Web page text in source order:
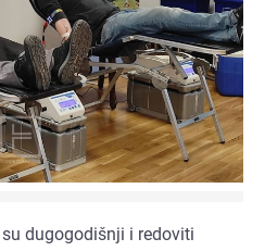
dugogodišnji i redoviti